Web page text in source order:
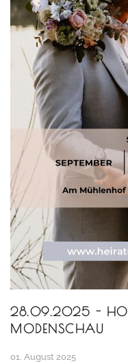
28.09.2025 -
MODENSCHAU
01. August 2025